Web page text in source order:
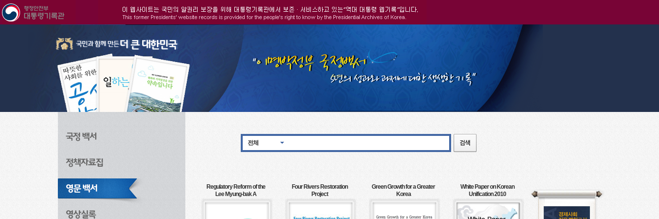
전체
Regulatory Reform of the
Lee Myung-bak A
Four Rivers Restoration
Project
Green Growth for a Greater
Korea
White Paper on Korean
Unification 2010